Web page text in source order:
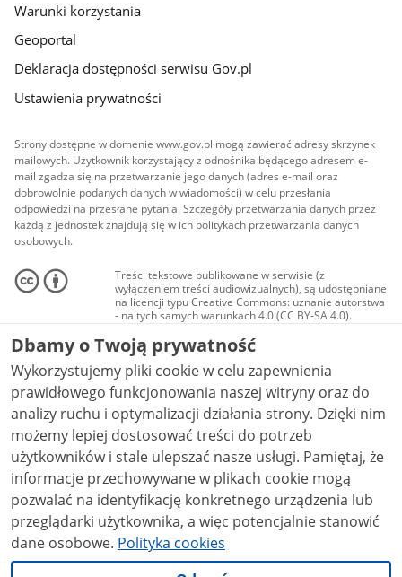
Warunki korzystania
Geoportal
Deklaracja dostępności serwisu Gov.pl
Ustawienia prywatności
Strony dostępne w domenie www.gov.pl mogą zawierać adresy skrzynek
mailowych. Użytkownik korzystający z odnośnika będącego adresem e-
mail zgadza się na przetwarzanie jego danych (adres e-mail oraz
dobrowolnie podanych danych w wiadomości) w celu przesłania
odpowiedzi na przesłane pytania. Szczegóły przetwarzania danych przez
każdą z jednostek znajdują się w ich politykach przetwarzania danych
osobowych.
Treści tekstowe publikowane w serwisie (z
wyłączeniem treści audiowizualnych), są udostępniane
na licencji typu Creative Commons: uznanie autorstwa
- na tych samych warunkach 4.0 (CC BY-SA 4.0).
Materiały audiowizualne, w tym zdjęcia, materiały
audio i wideo, są udostępniane na licencji typu
Creative Commons: uznanie autorstwa użycie
niekomercyjne - bez utworów zależnych 4.0 (CC BY-
NC-ND 4.0), o ile nie jest to stwierdzone inaczej.
Dbamy o Twoją prywatność
Wykorzystujemy pliki cookie w celu zapewnienia
prawidłowego funkcjonowania naszej witryny oraz do
analizy ruchu i optymalizacji działania strony. Dzięki nim
możemy lepiej dostosować treści do potrzeb
użytkowników i stale ulepszać nasze usługi. Pamiętaj, że
informacje przechowywane w plikach cookie mogą
pozwalać na identyfikację konkretnego urządzenia lub
przeglądarki użytkownika, a więc potencjalnie stanowić
dane osobowe. Polityka cookies